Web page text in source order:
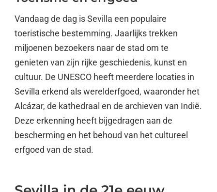
Vandaag de dag is Sevilla een populaire
toeristische bestemming. Jaarlijks trekken
miljoenen bezoekers naar de stad om te
genieten van zijn rijke geschiedenis, kunst en
cultuur. De UNESCO heeft meerdere locaties in
Sevilla erkend als werelderfgoed, waaronder het
Alcázar, de kathedraal en de archieven van Indië.
Deze erkenning heeft bijgedragen aan de
bescherming en het behoud van het cultureel
erfgoed van de stad.